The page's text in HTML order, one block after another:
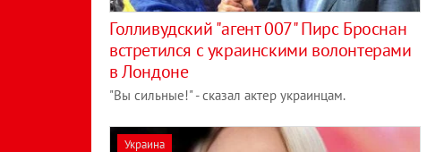
Голливудский "агент 007" Пирс Броснан
встретился с украинскими волонтерами
в Лондоне
"Вы сильные!" - сказал актер украинцам.
Украина